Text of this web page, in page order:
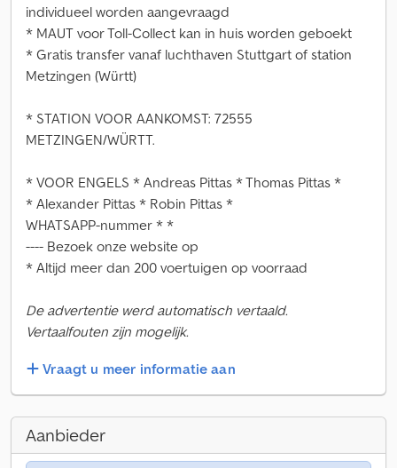
individueel worden aangevraagd
* MAUT voor Toll-Collect kan in huis worden geboekt
* Gratis transfer vanaf luchthaven Stuttgart of station
Metzingen (Württ)
* STATION VOOR AANKOMST: 72555
METZINGEN/WÜRTT.
* VOOR ENGELS * Andreas Pittas * Thomas Pittas *
* Alexander Pittas * Robin Pittas *
WHATSAPP-nummer * *
---- Bezoek onze website op
* Altijd meer dan 200 voertuigen op voorraad
De advertentie werd automatisch vertaald.
Vertaalfouten zijn mogelijk.
Vraagt u meer informatie aan
Aanbieder